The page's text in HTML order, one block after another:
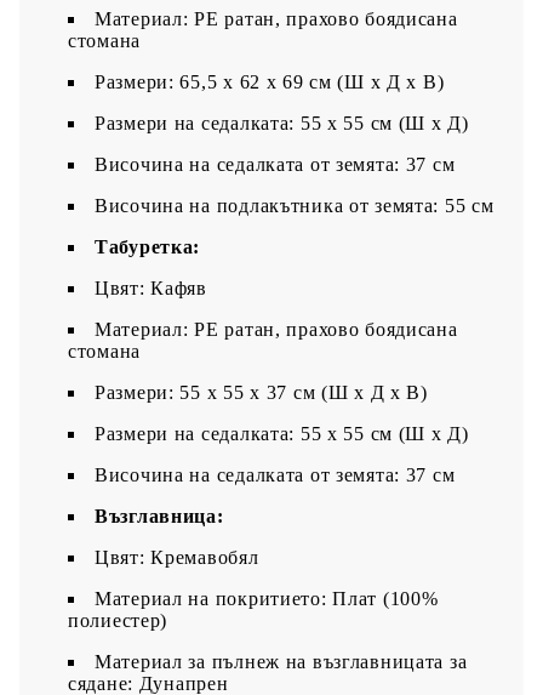
Материал: PE ратан, прахово боядисана
стомана
Размери: 65,5 x 62 x 69 см (Ш x Д x В)
Размери на седалката: 55 x 55 cм (Ш x Д)
Височина на седалката от земята: 37 см
Височина на подлакътника от земята: 55 см
Табуретка:
Цвят: Кафяв
Материал: PE ратан, прахово боядисана
стомана
Размери: 55 x 55 x 37 см (Ш x Д x В)
Размери на седалката: 55 x 55 cм (Ш x Д)
Височина на седалката от земята: 37 см
Възглавница:
Цвят: Кремавобял
Материал на покритието: Плат (100%
полиестер)
Материал за пълнеж на възглавницата за
сядане: Дунапрен